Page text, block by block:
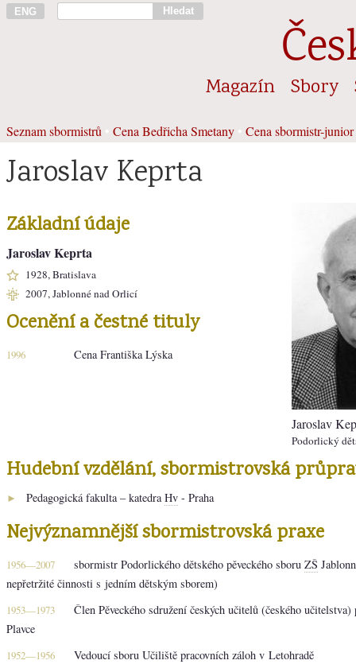
ENG Hledat
Magazín Sbory
Seznam sbormistrů Cena Bedřicha Smetany Cena sbormistr-junior
Jaroslav Keprta
Jaroslav
Podorlický
Základní údaje
Jaroslav Keprta
1928, Bratislava
2007, Jablonné nad Orlicí
Ocenění a čestné tituly
1996 Cena Františka Lýska
Hudební vzdělání, sbormistrovská
► Pedagogická fakulta – katedra Hv - Praha
Nejvýznamnější sbormistrovská praxe
1956—2007 sbormistr Podorlického dětského pěveckého sboru ZŠ
nepřetržité činnosti s jedním dětským sborem)
1953—1973
Člen Pěveckého sdružení českých učitelů (českého
Plavce
1952—1956 Vedoucí sboru Učiliště pracovních záloh v Letohradě